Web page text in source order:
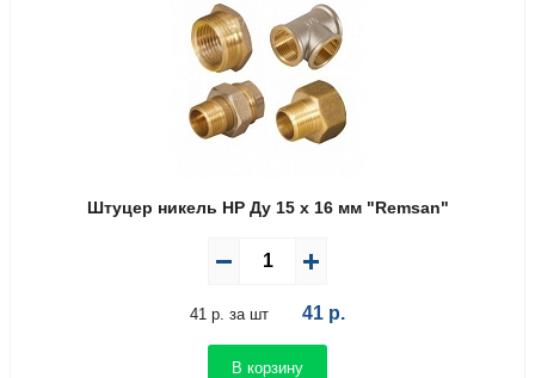
Штуцер никель НР Ду 15 х 16 мм "Remsan"
41 р. за шт 41 р.
В корзину